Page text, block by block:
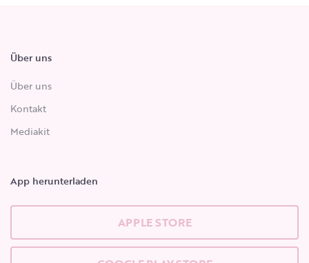
Über uns
Über uns
Kontakt
Mediakit
App herunterladen
APPLE STORE